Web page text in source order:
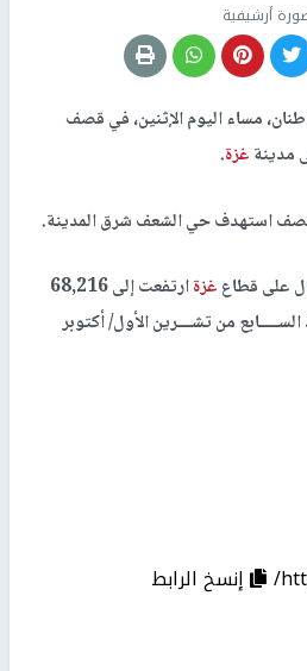
أرشيفية
مساء اليوم الإثنين، في قصف
مدينةغزة.
استهدف حي الشعف شرق المدينة.
على قطاعغزة
ارتفعت إلى 68,216
منذ الســــابع من تشـــرين الأول/ أكتوبر
إنسخ الرابط